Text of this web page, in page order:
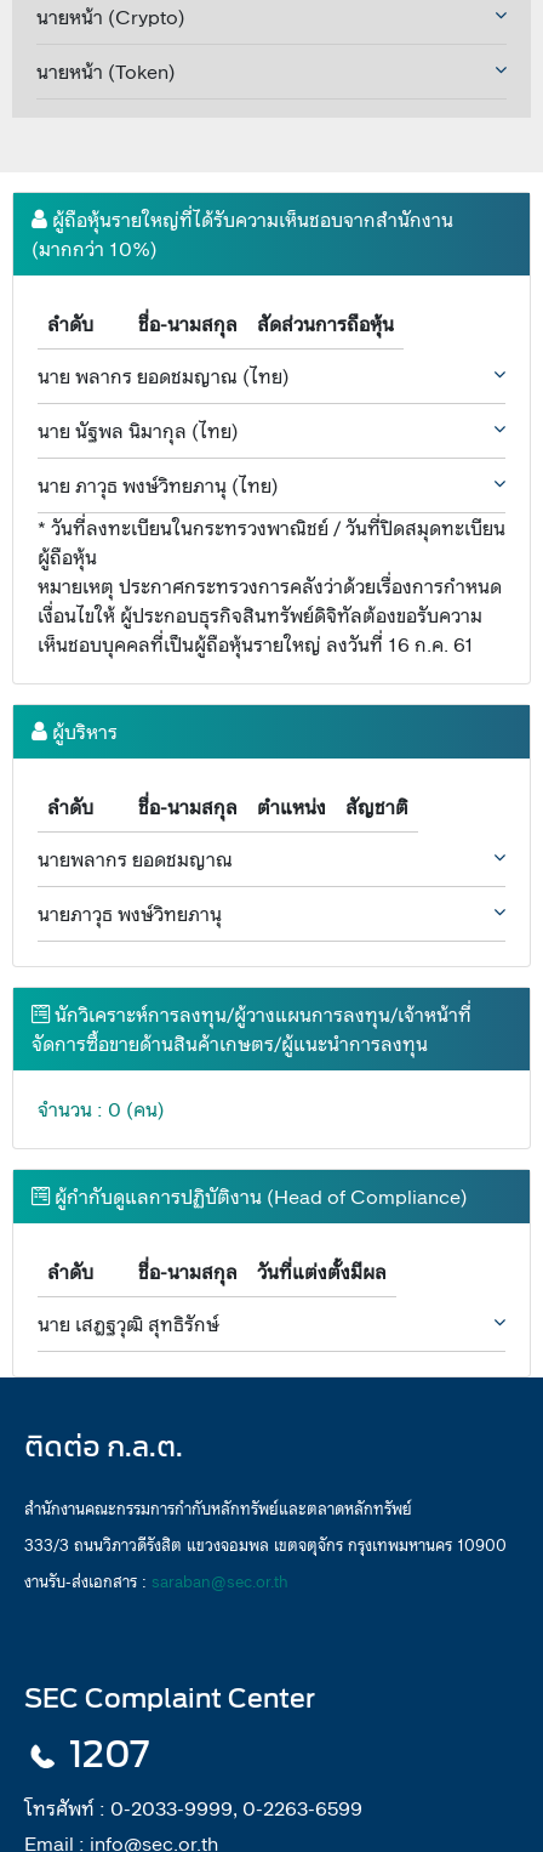
นายหน้า (Crypto)
นายหน้า (Token)
ผู้ถือหุ้นรายใหญ่ที่ได้รับความเห็นชอบจากสำนักงาน
(มากกว่า 10%)
ลำดับ ชื่อ-นามสกุล
สัดส่วนการถือหุ้น
นาย พลากร ยอดชมญาณ (ไทย)
นาย นัฐพล นิมากุล (ไทย)
นาย ภาวุธ พงษ์วิทยภานุ (ไทย)
* วันที่ลงทะเบียนในกระทรวงพาณิชย์ / วันที่ปิดสมุดทะเบียน
ผู้ถือหุ้น
หมายเหตุ ประกาศกระทรวงการคลังว่าด้วยเรื่องการกำหนด
เงื่อนไขให้ ผู้ประกอบธุรกิจสินทรัพย์ดิจิทัลต้องขอรับความ
เห็นชอบบุคคลที่เป็นผู้ถือหุ้นรายใหญ่ ลงวันที่ 16 ก.ค. 61
ผู้บริหาร
ลำดับ ชื่อ-นามสกุล ตำแหน่ง
สัญชาติ
นายพลากร ยอดชมญาณ
นายภาวุธ พงษ์วิทยภานุ
นักวิเคราะห์การลงทุน/ผู้วางแผนการลงทุน/เจ้าหน้าที่
จัดการซื้อขายด้านสินค้าเกษตร/ผู้แนะนำการลงทุน
จำนวน : 0 (คน)
ผู้กำกับดูแลการปฏิบัติงาน (Head of Compliance)
ลำดับ ชื่อ-นามสกุล
วันที่แต่งตั้งมีผล
นาย เสฎฐวุฒิ สุทธิรักษ์
ติดต่อ ก.ล.ต.
สำนักงานคณะกรรมการกำกับหลักทรัพย์และตลาดหลักทรัพย์
333/3 ถนนวิภาวดีรังสิต แขวงจอมพล เขตจตุจักร กรุงเทพมหานคร 10900
งานรับ-ส่งเอกสาร : saraban@sec.or.th
SEC Complaint Center
1207
โทรศัพท์ : 0-2033-9999, 0-2263-6599
Email : info@sec.or.th